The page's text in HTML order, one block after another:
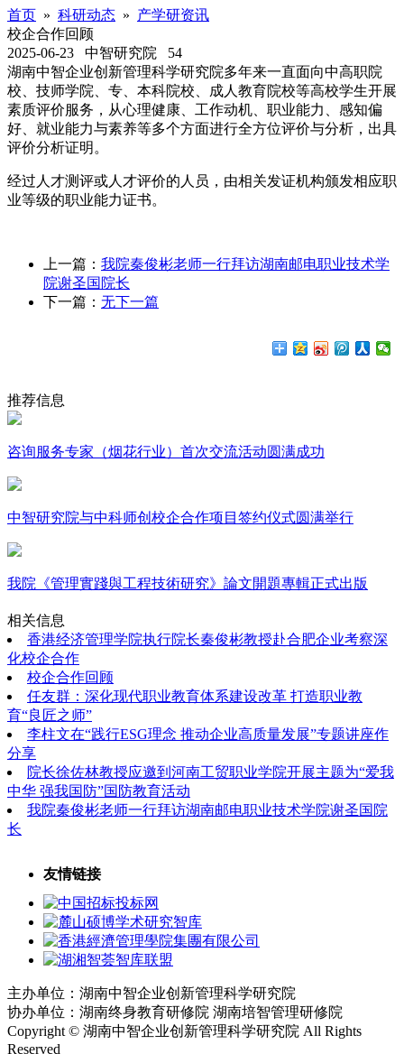
首页 » 科研动态 » 产学研资讯
校企合作回顾
2025-06-23 中智研究院 54
湖南中智企业创新管理科学研究院多年来一直面向中高职院
校、技师学院、专、本科院校、成人教育院校等高校学生开展
素质评价服务，从心理健康、工作动机、职业能力、感知偏
好、就业能力与素养等多个方面进行全方位评价与分析，出具
评价分析证明。
经过人才测评或人才评价的人员，由相关发证机构颁发相应职
业等级的职业能力证书。
上一篇： 我院秦俊彬老师一行拜访湖南邮电职业技术学
院谢圣国院长
下一篇： 无下一篇
推荐信息
咨询服务专家（烟花行业）首次交流活动圆满成功
中智研究院与中科师创校企合作项目签约仪式圆满举行
我院《管理實踐與工程技術研究》論文開題專輯正式出版
相关信息
香港经济管理学院执行院长秦俊彬教授赴合肥企业考察深
化校企合作
校企合作回顾
任友群：深化现代职业教育体系建设改革 打造职业教
育“良匠之师”
李柱文在“践行ESG理念 推动企业高质量发展”专题讲座作
分享
院长徐佐林教授应邀到河南工贸职业学院开展主题为“爱我
中华 强我国防”国防教育活动
我院秦俊彬老师一行拜访湖南邮电职业技术学院谢圣国院
长
友情链接
主办单位：湖南中智企业创新管理科学研究院
协办单位：湖南终身教育研修院 湖南培智管理研修院
Copyright © 湖南中智企业创新管理科学研究院 All Rights
Reserved